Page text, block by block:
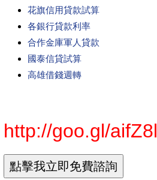
花旗信用貸款試算
各銀行貸款利率
合作金庫軍人貸款
國泰信貸試算
高雄借錢週轉
http://goo.gl/aifZ8l